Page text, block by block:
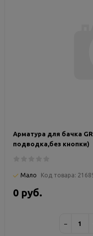
Арматура для бачка
подводка,без кнопки)
Мало Код товара:
0 руб.
−